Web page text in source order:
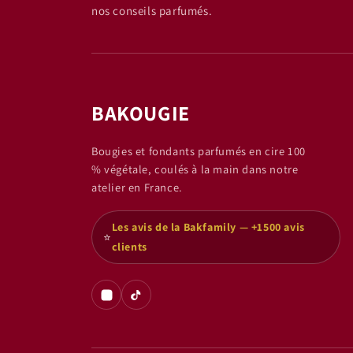
nos conseils parfumés.
BAKOUGIE
Bougies et fondants parfumés en cire 100
% végétale, coulés à la main dans notre
atelier en France.
⭐
Les avis de la Bakfamily — +1500 avis
clients